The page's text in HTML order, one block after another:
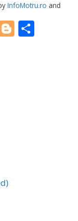
InfoMotru.ro and
Bl